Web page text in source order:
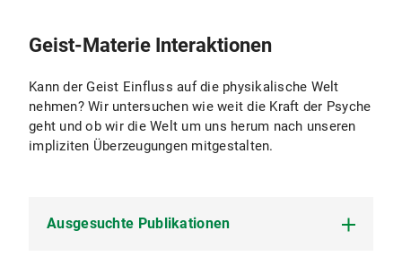
psychophysical correlations in a causally closed
paradigms and the limits of physicalist
methodology.Journal of Anomalistics,26 (1),
120–145.
https://doi.org/10.23793/ZFA.2026.120
subjective and objective food image
Geist-Materie Interaktionen
Kann der Geist Einfluss auf die physikalische Welt
nehmen? Wir untersuchen wie weit die Kraft der Psyche
geht und ob wir die Welt um uns herum nach unseren
impliziten Überzeugungen mitgestalten.
Ausgesuchte Publikationen